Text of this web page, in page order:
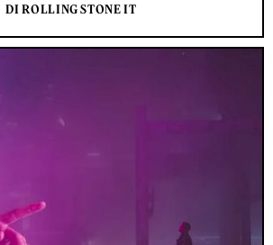
DI ROLLING STONE IT